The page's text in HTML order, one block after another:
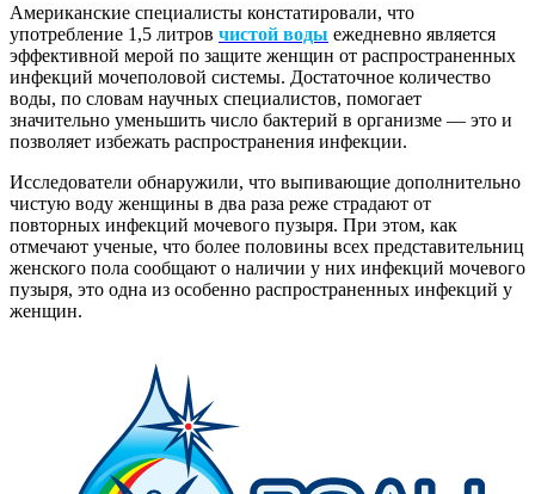
Американские специалисты констатировали, что
употребление 1,5 литров чистой воды ежедневно является
эффективной мерой по защите женщин от распространенных
инфекций мочеполовой системы. Достаточное количество
воды, по словам научных специалистов, помогает
значительно уменьшить число бактерий в организме — это и
позволяет избежать распространения инфекции.
Исследователи обнаружили, что выпивающие дополнительно
чистую воду женщины в два раза реже страдают от
повторных инфекций мочевого пузыря. При этом, как
отмечают ученые, что более половины всех представительниц
женского пола сообщают о наличии у них инфекций мочевого
пузыря, это одна из особенно распространенных инфекций у
женщин.